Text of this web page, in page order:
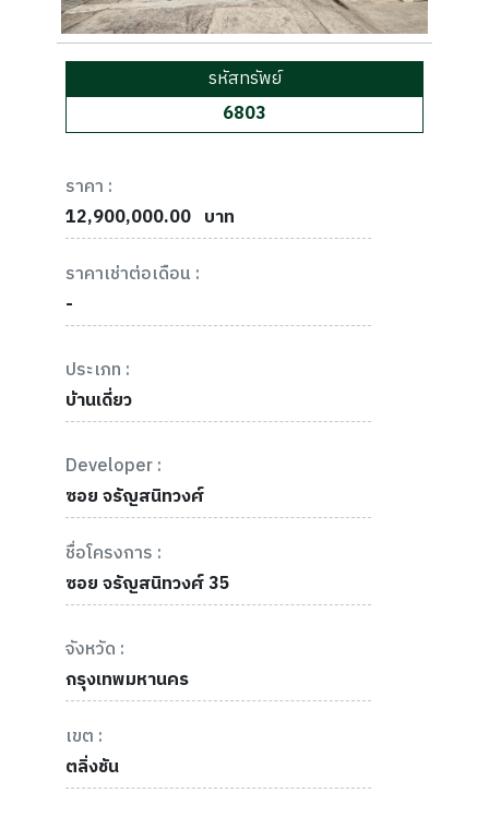
รหัสทรัพย์
6803
ราคา :
12,900,000.00 บาท
ราคาเช่าต่อเดือน :
-
ประเภท :
บ้านเดี่ยว
Developer :
ซอย จรัญสนิทวงศ์
ชื่อโครงการ :
ซอย จรัญสนิทวงศ์ 35
จังหวัด :
กรุงเทพมหานคร
เขต :
ตลิ่งชัน